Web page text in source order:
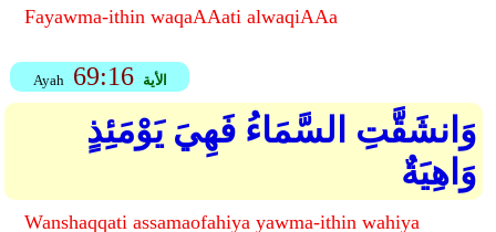
Fayawma-ithin waqaAAati alwaqiAAa
Ayah 69:16 الأية
وَانشَقَّتِ السَّمَاءُ فَهِيَ يَوْمَئِذٍ
وَاهِيَةٌ
Wanshaqqati assamaofahiya yawma-ithin wahiya